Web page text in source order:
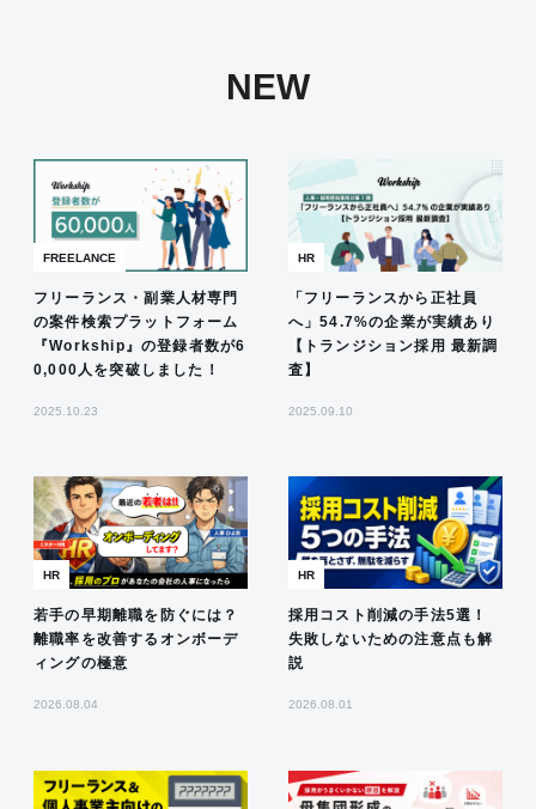
NEW
FREELANCE
フリーランス・副業人材専門
の案件検索プラットフォーム
『Workship』の登録者数が6
0,000人を突破しました！
2025.10.23
HR
「フリーランスから正社員
へ」54.7%の企業が実績あり
【トランジション採用 最新調
査】
2025.09.10
HR
若手の早期離職を防ぐには？
離職率を改善するオンボーデ
ィングの極意
2026.08.04
HR
採用コスト削減の手法5選！
失敗しないための注意点も解
説
2026.08.01